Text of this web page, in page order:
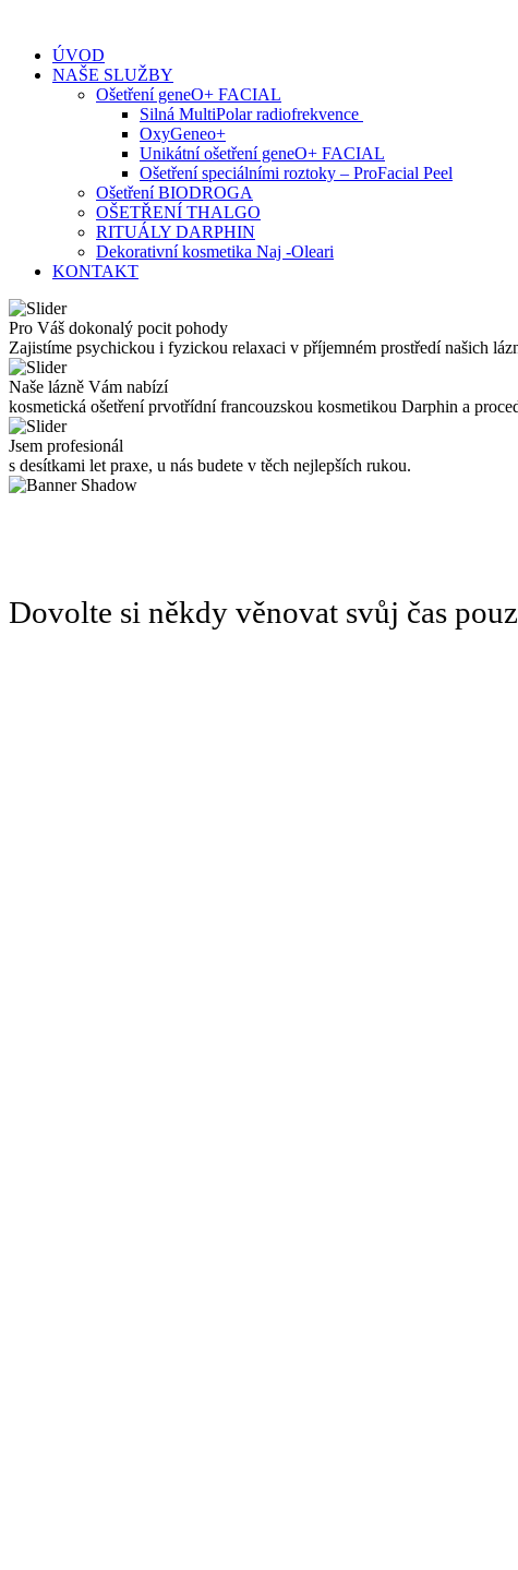
contentÚVOD
NAŠE SLUŽBY
Ošetření geneO+ FACIAL
Silná MultiPolar radiofrekvence
OxyGeneo+
Unikátní ošetření geneO+ FACIAL
Ošetření speciálními roztoky – ProFacial Peel
Ošetření BIODROGA
OŠETŘENÍ THALGO
RITUÁLY DARPHIN
Dekorativní kosmetika Naj -Oleari
KONTAKT
Pro Váš dokonalý pocit pohody
Zajistíme psychickou i fyzickou relaxaci v příjemném prostředí našich
Naše lázně Vám nabízí
kosmetická ošetření prvotřídní francouzskou kosmetikou Darphin a
Jsem profesionál
s desítkami let praxe, u nás budete v těch nejlepších rukou.
Dovolte si někdy věnovat svůj čas